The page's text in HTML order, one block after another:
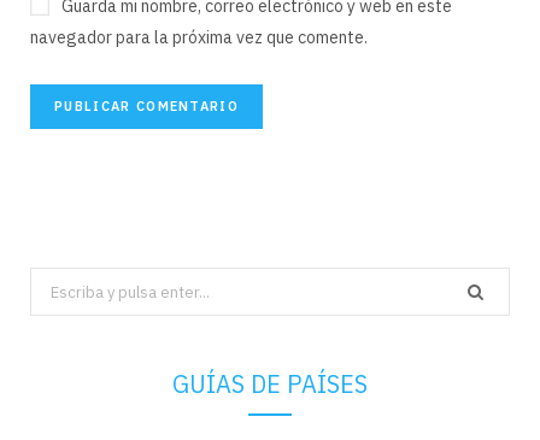
Guarda mi nombre, correo electrónico y web en este
navegador para la próxima vez que comente.
Search
for:
GUÍAS DE PAÍSES